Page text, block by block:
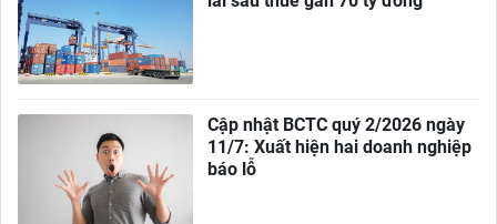
Cập nhật BCTC quý 2/2026 ngày
11/7: Xuất hiện hai doanh nghiệp
báo lỗ